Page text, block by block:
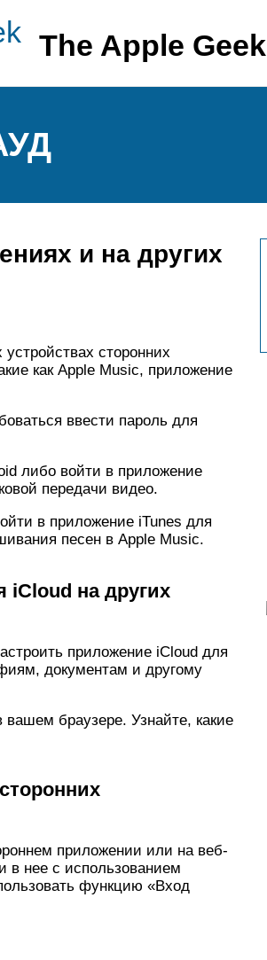
The Apple Geek
и на других
сторонних
как Apple Music, приложение
ввести пароль для
либо войти в приложение
передачи видео.
в приложение iTunes для
песен в Apple Music.
iCloud на других
приложение iCloud для
документам и другому
браузере. Узнайте, какие
приложении или на веб-
в нее с использованием
функцию «Вход